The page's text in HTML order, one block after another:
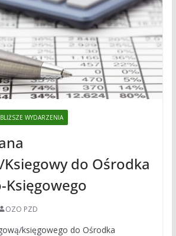
WYDARZENIA
Ksiegowy do Ośrodka
Księgowego
OZO PZD
księgowego do Ośrodka